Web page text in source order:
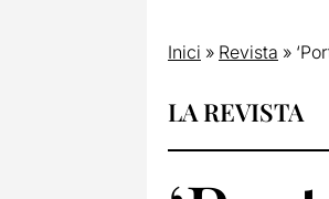
Inici » Revista »
LA REVISTA